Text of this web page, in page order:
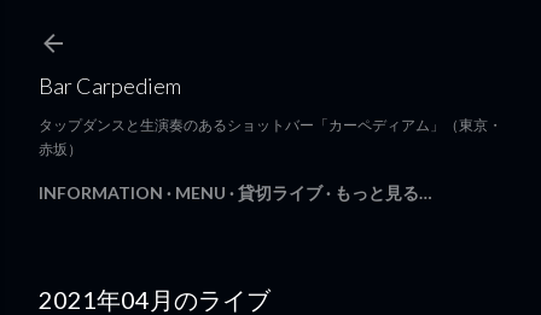
Bar Carpediem
タップダンスと生演奏のあるショットバー「カーペディアム」（東京・
赤坂）
INFORMATION MENU 貸切ライブ もっと見る…
2021年04月のライブ